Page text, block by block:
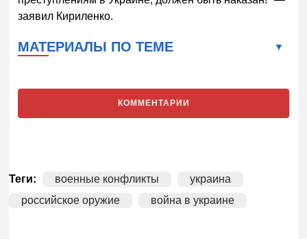
заявил Кириленко.
МАТЕРИАЛЫ ПО ТЕМЕ
КОММЕНТАРИИ
Теги: военные конфликты
украина
российское оружие
война в украине